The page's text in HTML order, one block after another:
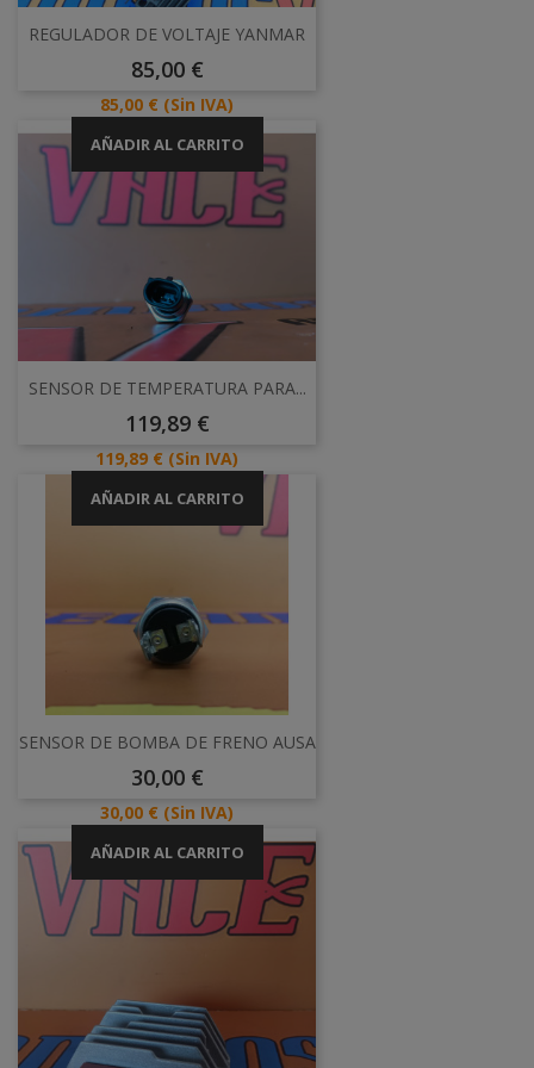
REGULADOR DE VOLTAJE YANMAR
Precio
85,00 €
Precio
85,00 € (Sin IVA)
AÑADIR AL CARRITO
SENSOR DE TEMPERATURA PARA...
Precio
119,89 €
Precio
119,89 € (Sin IVA)
AÑADIR AL CARRITO
SENSOR DE BOMBA DE FRENO AUSA
Precio
30,00 €
Precio
30,00 € (Sin IVA)
AÑADIR AL CARRITO